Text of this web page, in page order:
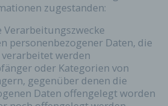
zugestanden:
Verarbeitungszwecke
personenbezogener Daten, die
verarbeitet werden
oder Kategorien von
gegenüber denen die
Daten offengelegt worden
welche über ein zugreifendes
Datum und die Uhrzeit eines
Internetseite, (6) eine Internet-
(IP-Adresse), (7) der Internet-
des zugreifenden Systems und
Daten und Informationen, die
im Falle von Angriffen auf